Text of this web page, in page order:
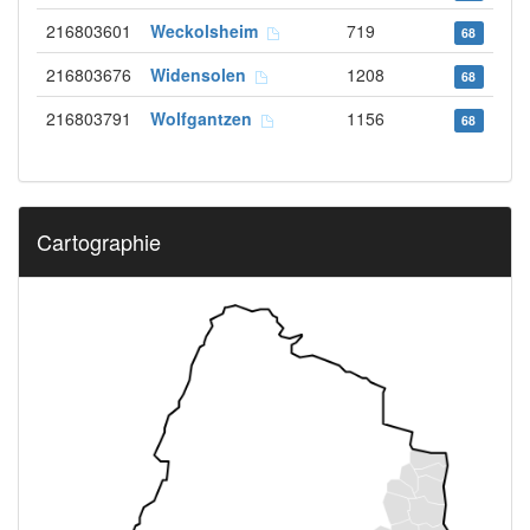
216803601 Weckolsheim 719 68
216803676 Widensolen 1208 68
216803791 Wolfgantzen 1156 68
Cartographie